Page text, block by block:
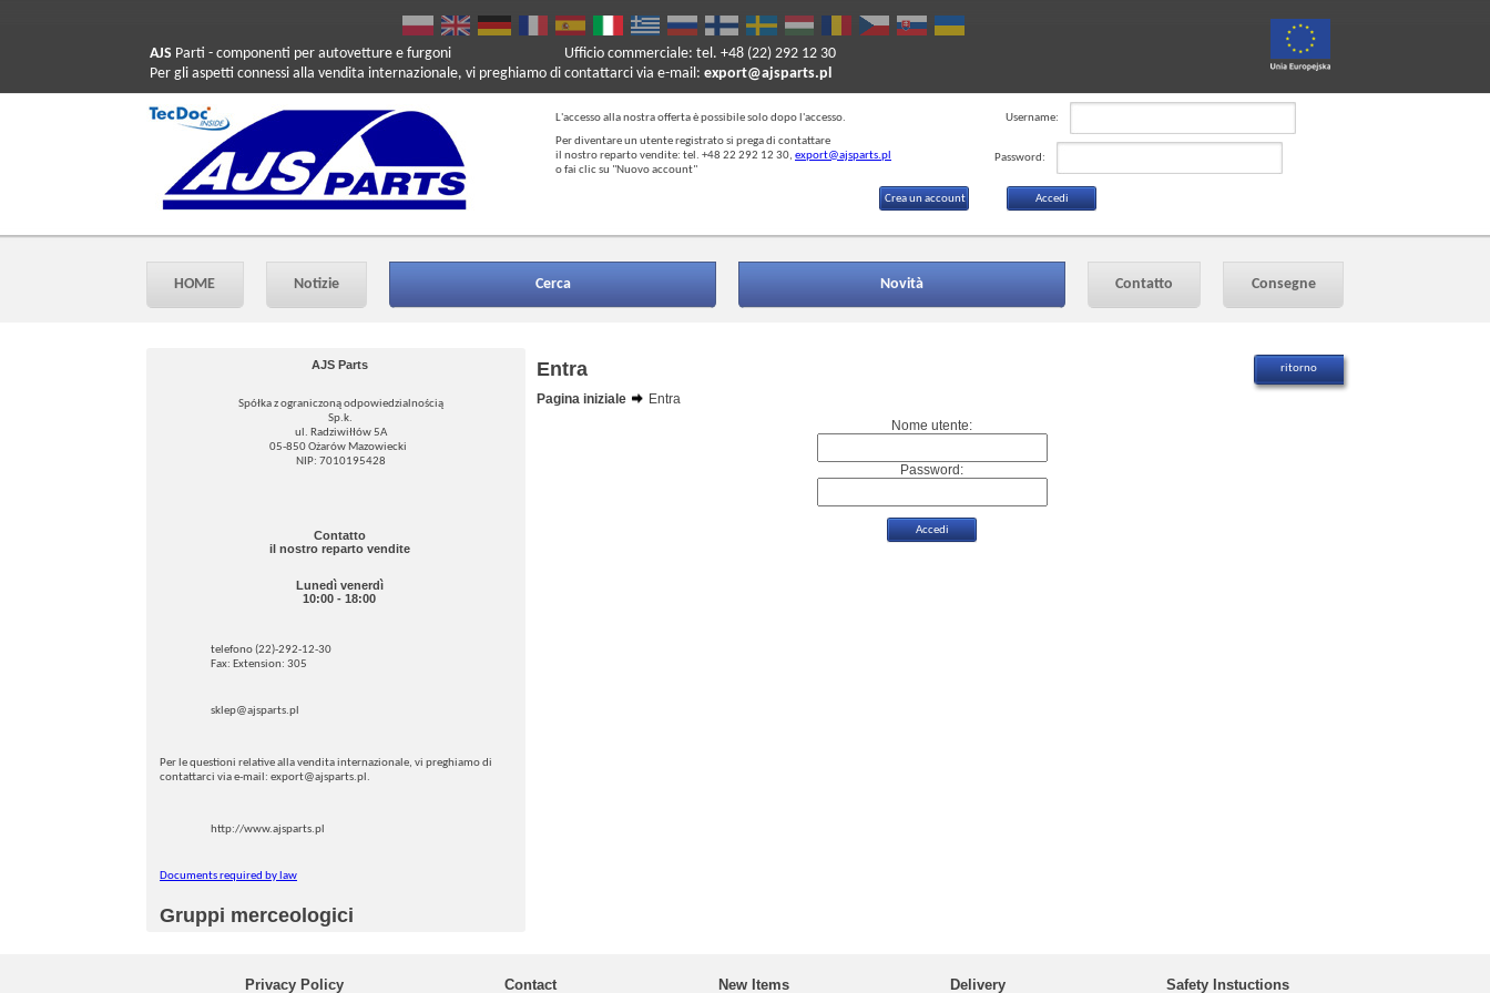
AJS Parti - componenti per autovetture e furgoni
Per gli aspetti connessi alla vendita internazionale, vi preghiamo di contattarci via e-mail: export@ajsparts.pl
Ufficio commerciale: tel. +48 (22) 292 12 30
L'accesso alla nostra offerta è possibile solo dopo l'accesso.
Per diventare un utente registrato si prega di contattare
il nostro reparto vendite: tel. +48 22 292 12 30, export@ajsparts.pl
o fai clic su "Nuovo account"
Username:
Password:
Crea un account
HOME Notizie Cerca Novità Contatto Consegne
AJS Parts
Spółka z ograniczoną odpowiedzialnością
Sp.k.
ul. Radziwiłłów 5A
05-850 Ożarów Mazowiecki
NIP: 7010195428
Contatto
il nostro reparto vendite
Lunedì venerdì
10:00 - 18:00
telefono (22)-292-12-30
Fax: Extension: 305
sklep@ajsparts.pl
Per le questioni relative alla vendita internazionale, vi preghiamo di
contattarci via e-mail: export@ajsparts.pl.
http://www.ajsparts.pl
Documents required by law
Gruppi merceologici
Entra
Pagina iniziale
Entra
Nome utente:
Password:
Privacy Policy Contact New Items Delivery Safety Instuctions